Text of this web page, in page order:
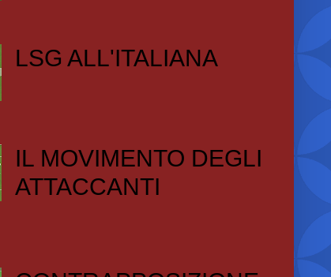
LSG ALL'ITALIANA
IL MOVIMENTO DEGLI
ATTACCANTI